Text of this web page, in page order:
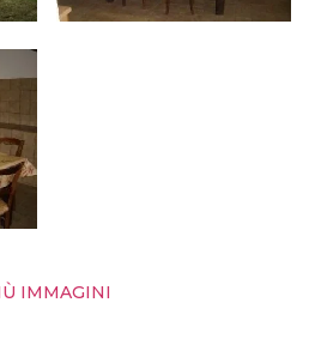
IMMAGINI